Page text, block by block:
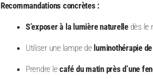
Recommandations concrètes :
S’exposer à la lumière naturelledès le
Utiliser une lampe de luminothérapie
Prendre le café du matin près d’une